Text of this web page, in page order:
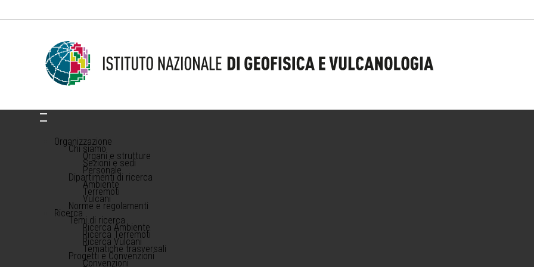
Organizzazione
Chi siamo
Organi e strutture
Sezioni e sedi
Personale
Dipartimenti di ricerca
Ambiente
Terremoti
Vulcani
Norme e regolamenti
Ricerca
Temi di ricerca
Ricerca Ambiente
Ricerca Terremoti
Ricerca Vulcani
Tematiche trasversali
Progetti e Convenzioni
Convenzioni